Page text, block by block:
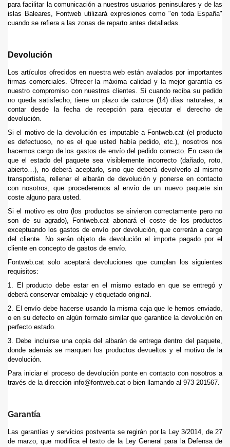
para facilitar la comunicación a nuestros usuarios peninsulares y de las
islas Baleares, Fontweb utilizará expresiones como "en toda España"
cuando se refiera a las zonas de reparto antes detalladas.
Devolución
Los artículos ofrecidos en nuestra web están avalados por importantes
firmas comerciales. Ofrecer la máxima calidad y la mejor garantía es
nuestro compromiso con nuestros clientes. Si cuando reciba su pedido
no queda satisfecho, tiene un plazo de catorce (14) días naturales, a
contar desde la fecha de recepción para ejecutar el derecho de
devolución.
Si el motivo de la devolución es imputable a Fontweb.cat (el producto
es defectuoso, no es el que usted había pedido, etc.), nosotros nos
hacemos cargo de los gastos de envío del pedido correcto. En caso de
que el estado del paquete sea visiblemente incorrecto (dañado, roto,
abierto…), no deberá aceptarlo, sino que deberá devolverlo al mismo
transportista, rellenar el albarán de devolución y ponerse en contacto
con nosotros, que procederemos al envío de un nuevo paquete sin
coste alguno para usted.
Si el motivo es otro (los productos se sirvieron correctamente pero no
son de su agrado), Fontweb.cat abonará el coste de los productos
exceptuando los gastos de envío por devolución, que correrán a cargo
del cliente. No serán objeto de devolución el importe pagado por el
cliente en concepto de gastos de envío.
Fontweb.cat solo aceptará devoluciones que cumplan los siguientes
requisitos:
1. El producto debe estar en el mismo estado en que se entregó y
deberá conservar embalaje y etiquetado original.
2. El envío debe hacerse usando la misma caja que le hemos enviado,
o en su defecto en algún formato similar que garantice la devolución en
perfecto estado.
3. Debe incluirse una copia del albarán de entrega dentro del paquete,
donde además se marquen los productos devueltos y el motivo de la
devolución.
Para iniciar el proceso de devolución ponte en contacto con nosotros a
través de la dirección info@fontweb.cat o bien llamando al 973 201567.
Garantía
Las garantías y servicios postventa se regirán por la Ley 3/2014, de 27
de marzo, que modifica el texto de la Ley General para la Defensa de